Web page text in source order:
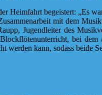
Heimfahrt begeistert: „Es
mit dem
Jugendleiter des
bei
werden kann, sodass beide